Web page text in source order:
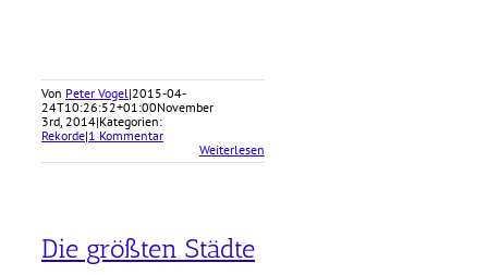
Von Peter Vogel |2015-04-
24T10:26:52+01:00November
3rd, 2014|Kategorien:
Rekorde|1 Kommentar
Weiterlesen
Die größten Städte